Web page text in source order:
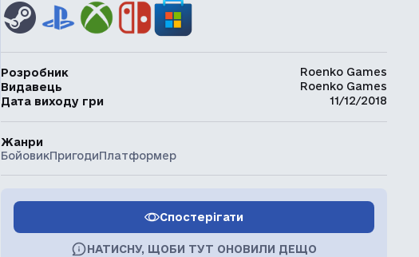
Розробник
Roenko Games
Видавець
Roenko Games
Дата виходу гри
11/12/2018
Жанри
БойовикПригодиПлатформер
Спостерігати
НАТИСНУ, ЩОБИ ТУТ ОНОВИЛИ ДЕЩО